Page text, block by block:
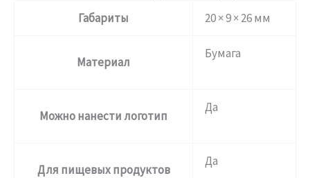
Габариты
20 × 9 × 26 мм
Материал
Бумага
Можно нанести логотип
Да
Для пищевых продуктов
Да